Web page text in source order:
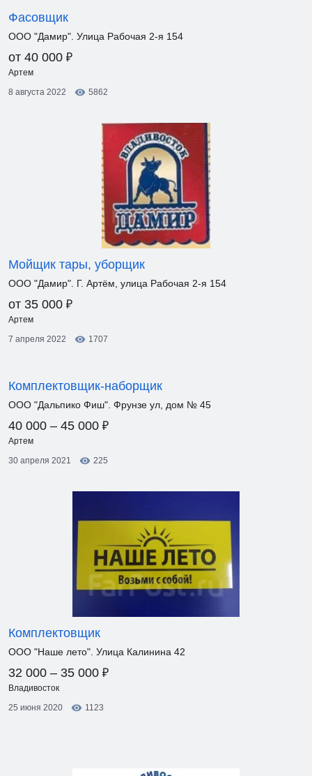
Фасовщик
ООО "Дамир". Улица Рабочая 2-я 154
от 40 000 ₽
Артем
8 августа 2022
5862
Мойщик тары, уборщик
ООО "Дамир". Г. Артём, улица Рабочая 2-я 154
от 35 000 ₽
Артем
7 апреля 2022
1707
Комплектовщик-наборщик
ООО "Дальпико Фиш". Фрунзе ул, дом № 45
40 000 – 45 000 ₽
Артем
30 апреля 2021
225
Комплектовщик
ООО "Наше лето". Улица Калинина 42
32 000 – 35 000 ₽
Владивосток
25 июня 2020
1123